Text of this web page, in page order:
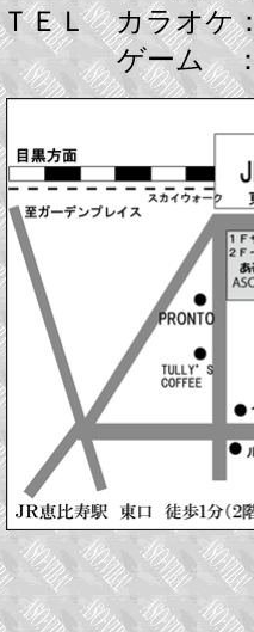
ＴＥＬ カラオケ
ゲーム ：０